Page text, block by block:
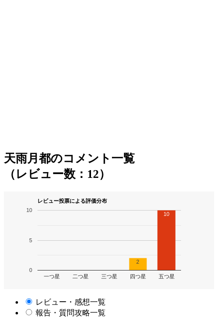
天雨月都のコメント一覧
（レビュー数：12）
レビュー投票による評価分布
一つ星 二つ星 三つ星 四つ星 五つ星
0
5
10
2
10
レビュー・感想一覧
報告・質問攻略一覧